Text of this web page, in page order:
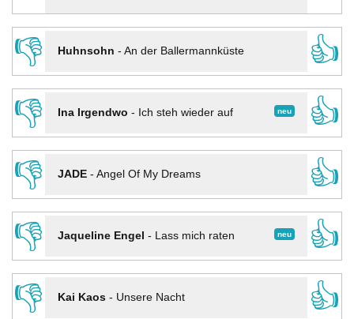
👎
Huhnsohn - An der Ballermannküste
👍
👎
neu
Ina Irgendwo - Ich steh wieder auf
👍
👎
JADE- Angel Of My Dreams
👍
👎
neu
Jaqueline Engel - Lass mich raten
👍
👎
Kai Kaos- Unsere Nacht
👍